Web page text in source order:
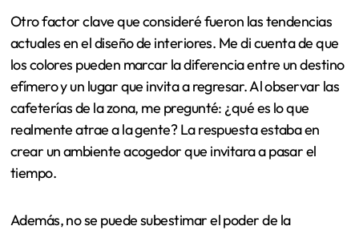
Otro factor clave que consideré fueron las tendencias
actuales en el diseño de interiores. Me di cuenta de que
los colores pueden marcar la diferencia entre un destino
efímero y un lugar que invita a regresar. Al observar las
cafeterías de la zona, me pregunté: ¿qué es lo que
realmente atrae a la gente? La respuesta estaba en
crear un ambiente acogedor que invitara a pasar el
tiempo.
Además, no se puede subestimar el poder de la